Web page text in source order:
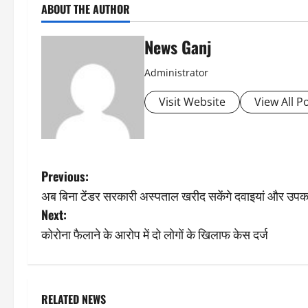
ABOUT THE AUTHOR
News Ganj
Administrator
Visit Website View All
P
o
s
n
Previous:
अब बिना टेंडर सरकारी अस्पताल खरीद सकेंगे दवाइयां और
Next:
कोरोना फैलाने के आरोप में दो लोगों के खिलाफ केस दर्ज
RELATED NEWS